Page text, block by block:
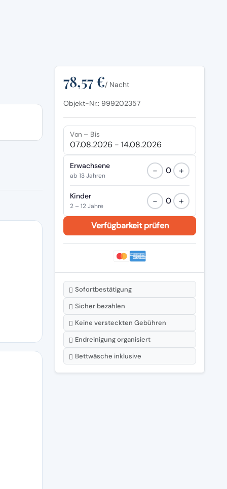
78,57 €/ Nacht
Objekt-Nr.: 999202357
Von – Bis
Erwachsene
ab 13 Jahren − 0 +
Kinder
2 – 12 Jahre − 0 +
Sofortbestätigung
Sicher bezahlen
Keine versteckten Gebühren
Endreinigung organisiert
Bettwäsche inklusive